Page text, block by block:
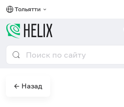
Тольятти
← Назад